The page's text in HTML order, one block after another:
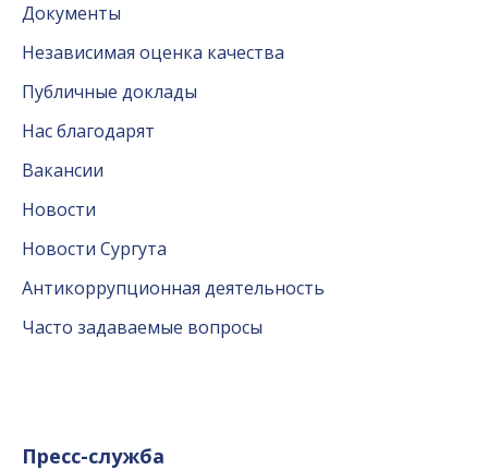
Документы
Независимая оценка качества
Публичные доклады
Нас благодарят
Вакансии
Новости
Новости Сургута
Антикоррупционная деятельность
Часто задаваемые вопросы
Пресс-служба